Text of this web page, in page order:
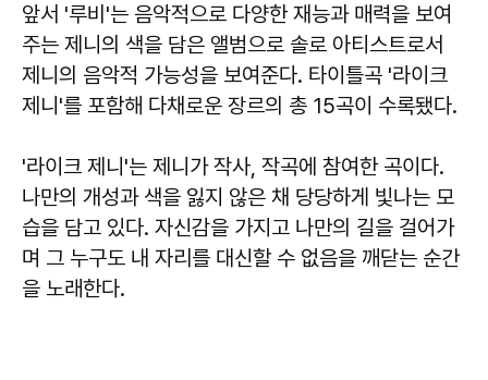
앞서 '루비'는 음악적으로 다양한 재능과 매력을 보여
주는 제니의 색을 담은 앨범으로 솔로 아티스트로서
제니의 음악적 가능성을 보여준다. 타이틀곡 '라이크
제니'를 포함해 다채로운 장르의 총 15곡이 수록됐다.
'라이크 제니'는 제니가 작사, 작곡에 참여한 곡이다.
나만의 개성과 색을 잃지 않은 채 당당하게 빛나는 모
습을 담고 있다. 자신감을 가지고 나만의 길을 걸어가
며 그 누구도 내 자리를 대신할 수 없음을 깨닫는 순간
을 노래한다.